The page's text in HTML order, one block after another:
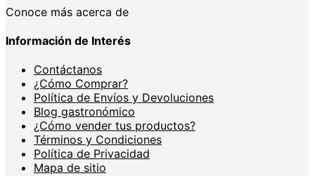
Conoce más acerca de
Información de Interés
Contáctanos
¿Cómo Comprar?
Política de Envíos y Devoluciones
Blog gastronómico
¿Cómo vender tus productos?
Términos y Condiciones
Política de Privacidad
Mapa de sitio